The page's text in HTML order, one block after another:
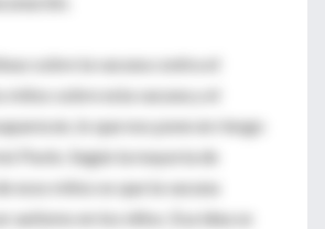
sobre la vacuna contra el
mitos sobre esta vacuna y el
lo que nos pone en riesgo
Pavlo. Según la mayoría de
esos mitos es que la vacuna
autismo en los niños. Esa idea se